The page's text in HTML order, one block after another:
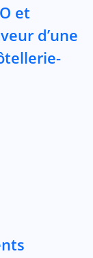
et
d’une